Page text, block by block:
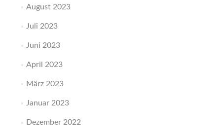
August 2023
Juli 2023
Juni 2023
April 2023
März 2023
Januar 2023
Dezember 2022